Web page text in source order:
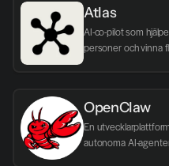
Atlas
AI-co-pilot som
personer och vinna
OpenClaw
En
autonoma AI-